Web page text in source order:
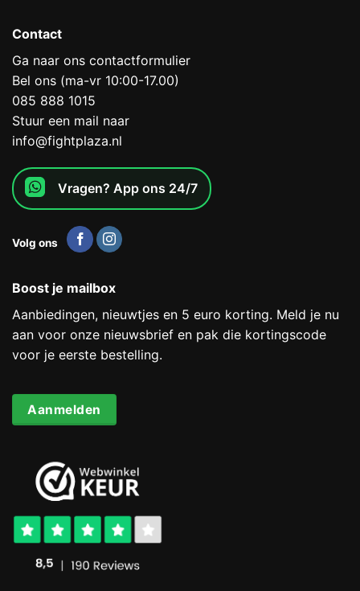
Contact
Ga naar ons contactformulier
Bel ons (ma-vr 10:00-17.00)
085 888 1015
Stuur een mail naar
info@fightplaza.nl
Vragen? App ons 24/7
Volg ons
Boost je mailbox
Aanbiedingen, nieuwtjes en 5 euro korting. Meld je nu
aan voor onze nieuwsbrief en pak die kortingscode
voor je eerste bestelling.
Aanmelden